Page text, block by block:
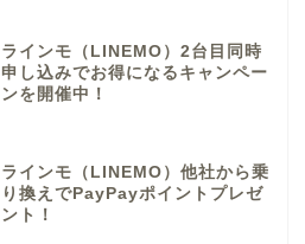
ラインモ（LINEMO）2台目同時
申し込みでお得になるキャンペー
ンを開催中！
ラインモ（LINEMO）他社から乗
り換えでPayPayポイントプレゼ
ント！